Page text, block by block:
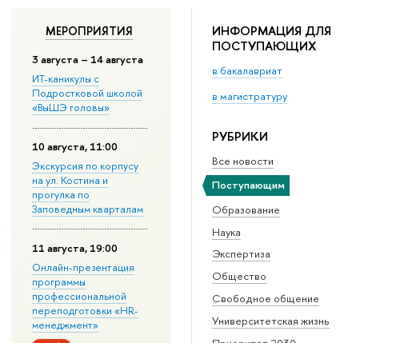
ИНФОРМАЦИЯ ДЛЯ
ПОСТУПАЮЩИХ
в бакалавриат
в магистратуру
РУБРИКИ
Все новости
Поступающим
Образование
Наука
Экспертиза
Общество
Свободное общение
Университетская жизнь
МЕРОПРИЯТИЯ
3 августа – 14 августа
ИТ-каникулы с
Подростковой школой
«ВыШЭ головы»
10 августа, 11:00
Экскурсия по корпусу
на ул. Костина и
прогулка по
Заповедным кварталам
11 августа, 19:00
Онлайн-презентация
программы
профессиональной
переподготовки «HR-
менеджмент»